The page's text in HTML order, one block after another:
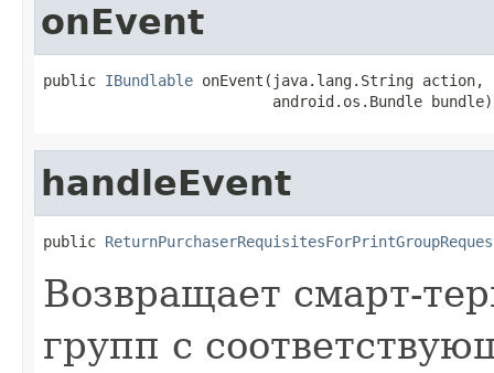
onEvent
public IBundlable onEvent(java.lang.String action,
                          android.os.Bundle bundle)
handleEvent
public
Возвращает смарт-
групп с